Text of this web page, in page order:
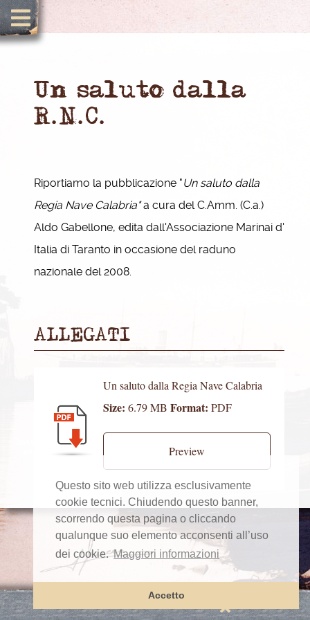
Questo sito web utilizza esclusivamente
cookie tecnici. Chiudendo questo banner,
scorrendo questa pagina o cliccando
qualunque suo elemento acconsenti all’uso
dei cookie.Maggiori informazioni
Accetto
Un saluto dalla
R.N.C.
Riportiamo la pubblicazione "Un saluto dalla
Regia Nave Calabria"a cura del C.Amm. (C.a.)
Aldo Gabellone, edita dall'Associazione Marinai d'
Italia di Taranto in occasione del raduno
nazionale del 2008.
ALLEGATI
Un saluto dalla Regia Nave Calabria
Size: 6.79 MB Format: PDF
Preview